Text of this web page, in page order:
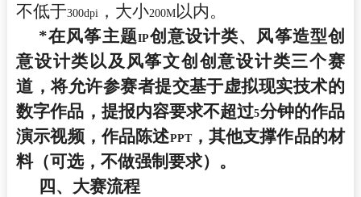
不低于300dpi ，大小200M 以内。
*在风筝主题IP创意设计类、风筝造型创
意设计类以及风筝文创创意设计类三个赛
道，将允许参赛者提交基于虚拟现实技术的
数字作品，提报内容要求不超过5分钟的作品
演示视频，作品陈述PPT，其他支撑作品的材
料（可选，不做强制要求）。
四、大赛流程